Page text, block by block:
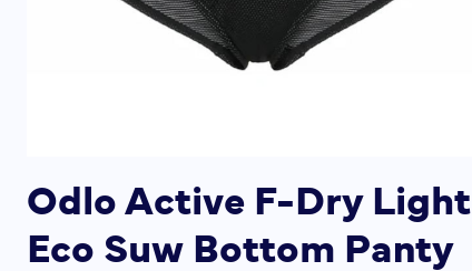
Odlo Active F-Dry Light
Eco Suw Bottom Panty